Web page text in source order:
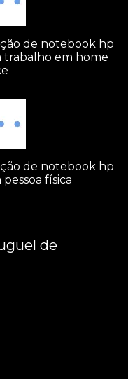
de notebook hp
trabalho em home
de notebook hp
pessoa física
de